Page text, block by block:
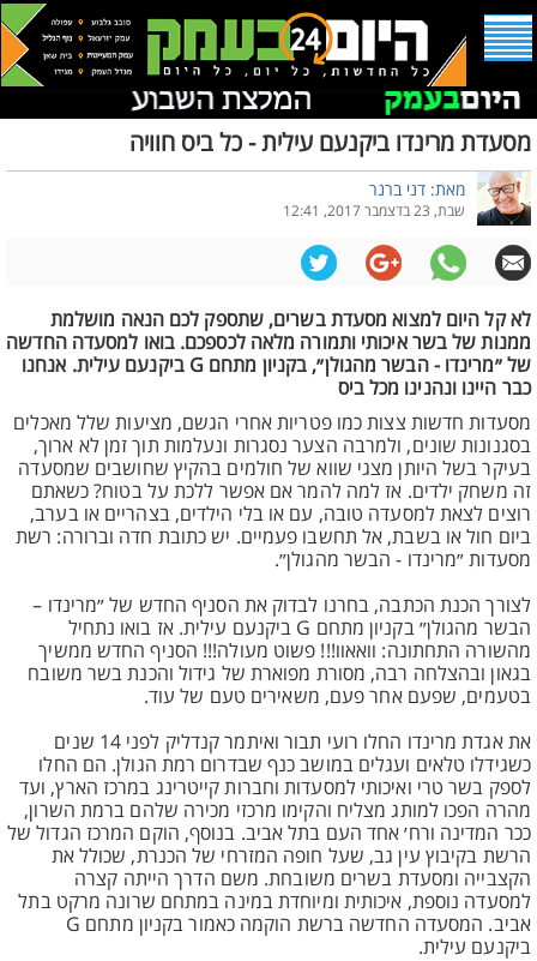
מסעדת מרינדו ביקנעם עילית - כל ביס חוויה
מאת: דני ברנר
שבת, 23 בדצמבר 2017, 12:41
לא קל היום למצוא מסעדת בשרים, שתספק לכם הנאה מושלמת
ממנות של בשר איכותי ותמורה מלאה לכספכם. בואו למסעדה החדשה
של ״מרינדו - הבשר מהגולן״, בקניון מתחם G ביקנעם עילית. אנחנו
כבר היינו ונהנינו מכל ביס
מסעדות חדשות צצות כמו פטריות אחרי הגשם, מציעות שלל מאכלים
בסגנונות שונים, ולמרבה הצער נסגרות ונעלמות תוך זמן לא ארוך,
בעיקר בשל היותן מצגי שווא של חולמים בהקיץ שחושבים שמסעדה
זה משחק ילדים. אז למה להמר אם אפשר ללכת על בטוח? כשאתם
רוצים לצאת למסעדה טובה, עם או בלי הילדים, בצהריים או בערב,
ביום חול או בשבת, אל תחשבו פעמיים. יש כתובת חדה וברורה: רשת
מסעדות ״מרינדו - הבשר מהגולן״.
לצורך הכנת הכתבה, בחרנו לבדוק את הסניף החדש של ״מרינדו –
הבשר מהגולן״ בקניון מתחם G ביקנעם עילית. אז בואו נתחיל
מהשורה התחתונה: וואאוו!!! פשוט מעולה!!! הסניף החדש ממשיך
בגאון ובהצלחה רבה, מסורת מפוארת של גידול והכנת בשר משובח
בטעמים, שפעם אחר פעם, משאירים טעם של עוד.
את אגדת מרינדו החלו רועי תבור ואיתמר קנדליק לפני 14 שנים
כשגידלו טלאים ועגלים במושב כנף שבדרום רמת הגולן. הם החלו
לספק בשר טרי ואיכותי למסעדות וחברות קייטרינג במרכז הארץ, ועד
מהרה הפכו למותג מצליח והקימו מרכזי מכירה שלהם ברמת השרון,
ככר המדינה ורח׳ אחד העם בתל אביב. בנוסף, הוקם המרכז הגדול של
הרשת בקיבוץ עין גב, שעל חופה המזרחי של הכנרת, שכולל את
הקצבייה ומסעדת בשרים משובחת. משם הדרך הייתה קצרה
למסעדה נוספת, איכותית ומיוחדת במינה במתחם שרונה מרקט בתל
אביב. המסעדה החדשה ברשת הוקמה כאמור בקניון מתחם G
ביקנעם עילית.